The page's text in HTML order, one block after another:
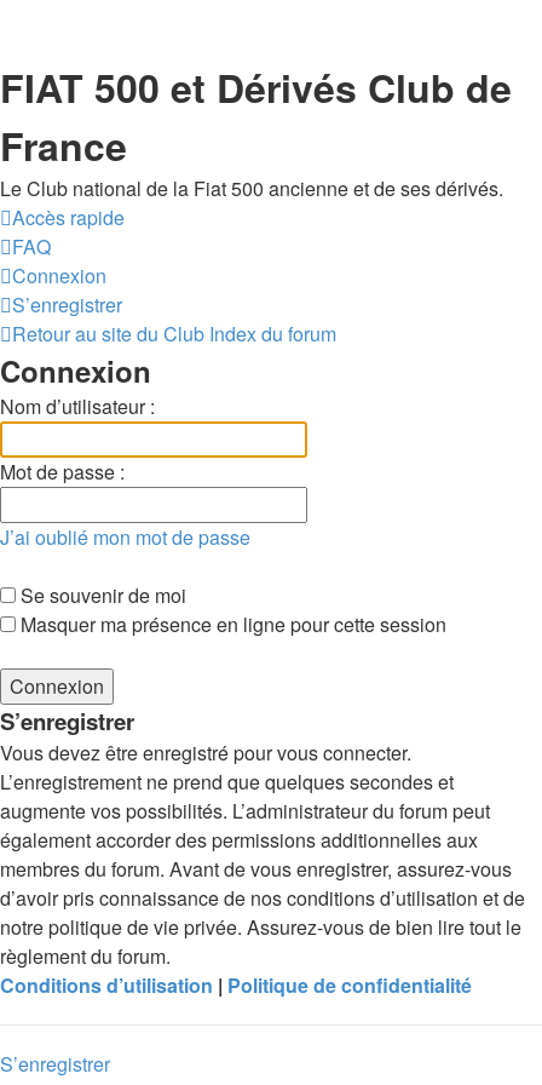
FIAT 500 et Dérivés Club de
France
Le Club national de la Fiat 500 ancienne et de ses dérivés.
Accès rapide
FAQ
Connexion
S’enregistrer
Retour au site du Club Index du forum
Connexion
Nom d’utilisateur :
Mot de passe :
J’ai oublié mon mot de passe
Se souvenir de moi
Masquer ma présence en ligne pour cette session
S’enregistrer
Vous devez être enregistré pour vous connecter.
L’enregistrement ne prend que quelques secondes et
augmente vos possibilités. L’administrateur du forum peut
également accorder des permissions additionnelles aux
membres du forum. Avant de vous enregistrer, assurez-vous
d’avoir pris connaissance de nos conditions d’utilisation et de
notre politique de vie privée. Assurez-vous de bien lire tout le
règlement du forum.
Conditions d’utilisation | Politique de confidentialité
S’enregistrer